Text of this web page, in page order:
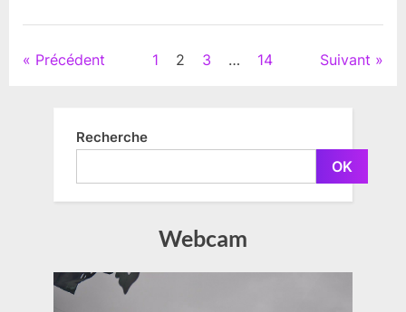
Pagination
publications
Précédent 1 2 3 … 14 Suivant
Recherche
OK
Webcam